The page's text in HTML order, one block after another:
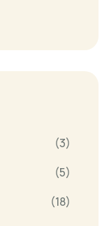
(3)
(5)
(18)